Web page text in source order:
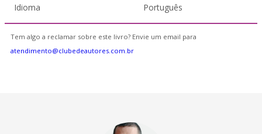
Idioma Português
Tem algo a reclamar sobre este livro? Envie um email para
atendimento@clubedeautores.com.br